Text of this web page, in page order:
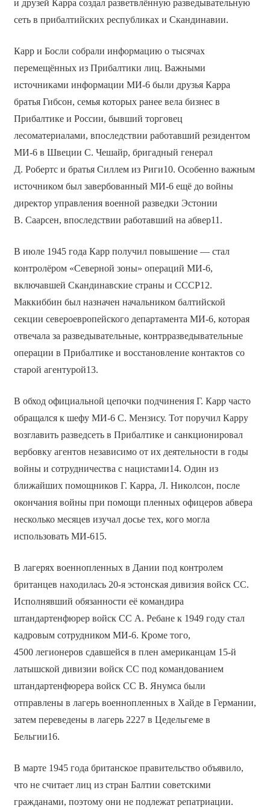
и друзей Карра создал разветвлённую разведывательную
сеть в прибалтийских республиках и Скандинавии.
Карр и Босли собрали информацию о тысячах
перемещённых из Прибалтики лиц. Важными
источниками информации МИ-6 были друзья Карра
братья Гибсон, семья которых ранее вела бизнес в
Прибалтике и России, бывший торговец
лесоматериалами, впоследствии работавший резидентом
МИ-6 в Швеции С. Чешайр, бригадный генерал
Д. Робертс и братья Силлем из Риги10. Особенно важным
источником был завербованный МИ-6 ещё до войны
директор управления военной разведки Эстонии
В. Саарсен, впоследствии работавший на абвер11.
В июле 1945 года Карр получил повышение — стал
контролёром «Северной зоны» операций МИ-6,
включавшей Скандинавские страны и СССР12.
Маккиббин был назначен начальником балтийской
секции североевропейского департамента МИ-6, которая
отвечала за разведывательные, контрразведывательные
операции в Прибалтике и восстановление контактов со
старой агентурой13.
В обход официальной цепочки подчинения Г. Карр часто
обращался к шефу МИ-6 С. Мензису. Тот поручил Карру
возглавить разведсеть в Прибалтике и санкционировал
вербовку агентов независимо от их деятельности в годы
войны и сотрудничества с нацистами14. Один из
ближайших помощников Г. Карра, Л. Николсон, после
окончания войны при помощи пленных офицеров абвера
несколько месяцев изучал досье тех, кого могла
использовать МИ-615.
В лагерях военнопленных в Дании под контролем
британцев находилась 20-я эстонская дивизия войск СС.
Исполнявший обязанности её командира
штандартенфюрер войск СС А. Ребане к 1949 году стал
кадровым сотрудником МИ-6. Кроме того,
4500 легионеров сдавшейся в плен американцам 15-й
латышской дивизии войск СС под командованием
штандартенфюрера войск СС В. Янумса были
отправлены в лагерь военнопленных в Хайде в Германии,
затем переведены в лагерь 2227 в Цедельгеме в
Бельгии16.
В марте 1945 года британское правительство объявило,
что не считает лиц из стран Балтии советскими
гражданами, поэтому они не подлежат репатриации.